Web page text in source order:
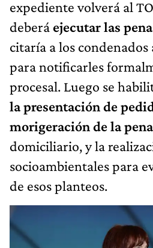
expediente volverá al
deberá ejecutar las
citaría a los condenados
para notificarles
procesal. Luego se
la presentación de
morigeración de la
domiciliario, y la
socioambientales para
de esos planteos.